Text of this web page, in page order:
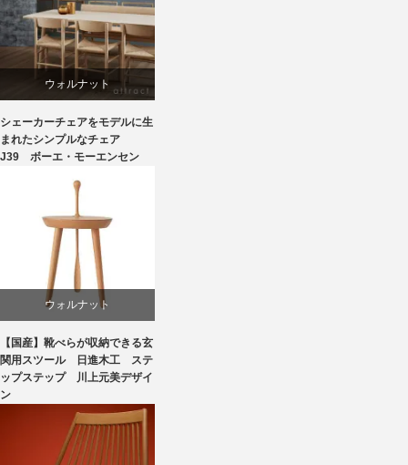
ウォルナット
オーク
ダイニング
ボーエ・モーエンセン
シェーカーチェアをモデルに生
まれたシンプルなチェア
J39 ボーエ・モーエンセン
ウォルナット
スツール
国産
椅子
【国産】靴べらが収納できる玄
関用スツール 日進木工 ステ
ップステップ 川上元美デザイ
ン